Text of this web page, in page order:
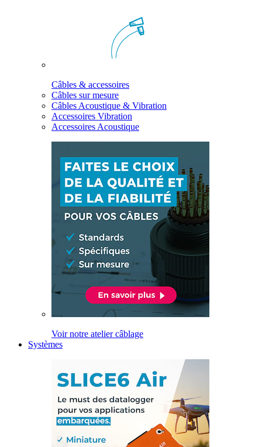
Câbles & accessoires
Câbles sur mesure
Câbles Acoustique & Vibration
Accessoires Vibration
Accessoires Acoustique
Voir notre atelier câblage
Systèmes